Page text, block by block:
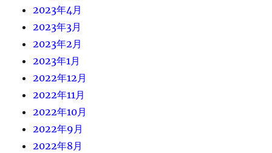
2023年4月
2023年3月
2023年2月
2023年1月
2022年12月
2022年11月
2022年10月
2022年9月
2022年8月